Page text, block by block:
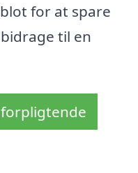
for at spare
til en